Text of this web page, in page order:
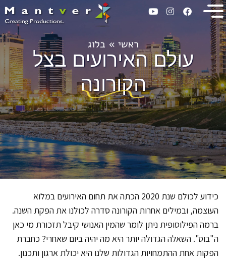
ראשי » בלוג
עולם האירועים בצל
הקורונה
כידוע לכולם שנת 2020 הכתה את תחום האירועים במלוא
העוצמה, ובמילים אחרות הקורונה סדרה לכולנו את הפקת השנה.
ברמה הפילוסופית ניתן לומר שהמין האנושי קיבל תזכורת מי כאן
ה"בוס". השאלה הגדולה יותר היא מה יהיה ביום שאחרי? כחברת
הפקות אחת ההתמחויות הגדולות שלנו היא יכולת ארגון ותכנון.